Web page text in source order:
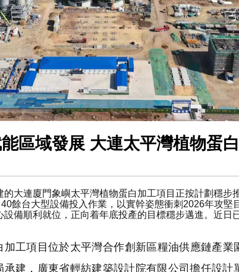
全日升122點 新能源汽車股受壓
員盛典，首發「中國機場魅力指數」
仍處早期階段 上游核心零部件廠商具備優勢
啟幕，白雲機場航文旅融合出新出彩
區域發展 大連太平灣植物蛋
大連廈門象嶼太平灣植物蛋白加工項目正按計劃穩步
餘台大型設備投入作業，以實幹姿態衝刺2026年攻堅
備順利就位，正向着年底投產的目標穩步邁進。近日
工項目位於太平灣合作創新區糧油供應鏈產業
建，廣東省輕紡建築設計院有限公司擔任設計